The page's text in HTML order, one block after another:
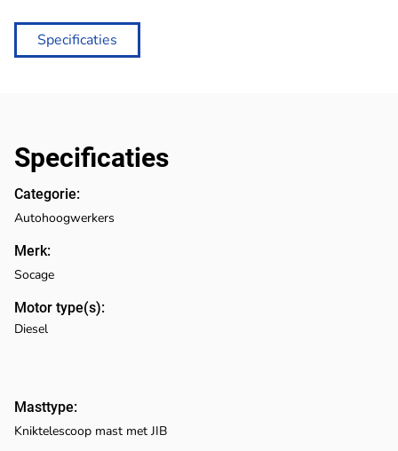
Specificaties
Specificaties
Categorie:
Merk:
Motor type(s):
Masttype:
Autohoogwerkers
Socage
Diesel
Kniktelescoop mast met JIB